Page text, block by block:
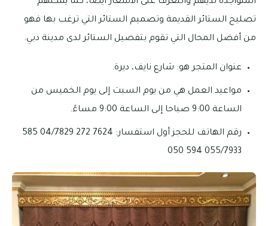
تصليح الستائر القديمة وتصميم الستائر التي ترغب بها فهو
من أفضل المحال التي تقوم بتفصيل الستائر لدى مدينة دبي.
عنوان المتجر هو: شارع نايف، ديرة.
مواعيد العمل هي من يوم السبت إلى يوم الخميس من
الساعة 9:00 صباحا إلى الساعة 9:00 مساءً.
رقم الهاتف للحجز أول استفسار: 7624 272 04/7829 585
055/7933 594 050